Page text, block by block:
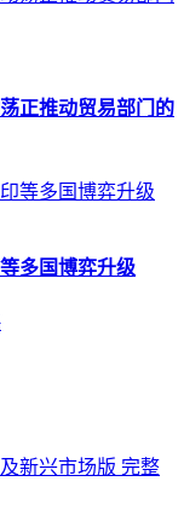
正推动贸易部门的
多国博弈升级
完整